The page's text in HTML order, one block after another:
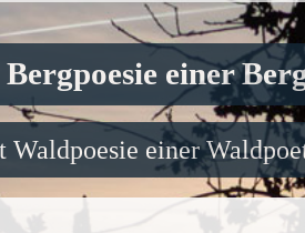
Bergpoesie einer
Waldpoesie einer